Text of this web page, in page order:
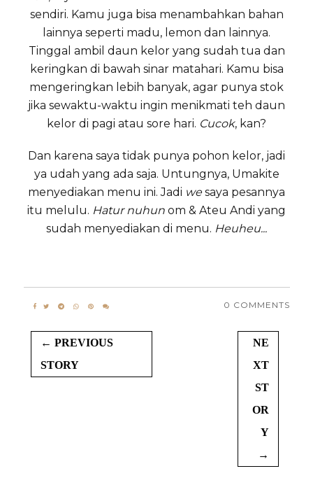
sendiri. Kamu juga bisa menambahkan bahan
lainnya seperti madu, lemon dan lainnya.
Tinggal ambil daun kelor yang sudah tua dan
keringkan di bawah sinar matahari. Kamu bisa
mengeringkan lebih banyak, agar punya stok
jika sewaktu-waktu ingin menikmati teh daun
kelor di pagi atau sore hari. Cucok, kan?
Dan karena saya tidak punya pohon kelor, jadi
ya udah yang ada saja. Untungnya, Umakite
menyediakan menu ini. Jadi wesaya pesannya
itu melulu. Hatur nuhun om & Ateu Andi yang
sudah menyediakan di menu. Heuheu...
0 COMMENTS
← PREVIOUS
STORY
NE
XT
ST
OR
Y
→